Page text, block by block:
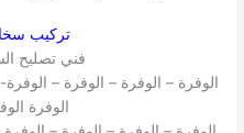
تركيب
فني تصليح
الوفرة – الوفرة – الوفرة –
الوفرة